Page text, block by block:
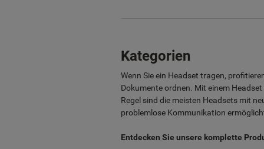
Kategorien
Wenn Sie ein Headset tragen,
Dokumente ordnen. Mit einem
Regel sind die meisten Headsets mit
problemlose Kommunikation
Entdecken Sie unsere komplette